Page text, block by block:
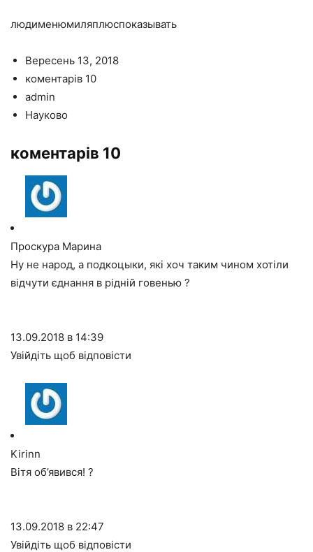
людименюмиляплюспоказывать
Вересень 13, 2018
коментарів 10
admin
Науково
коментарів 10
Проскура Марина
Ну не народ, а подкоцыки, які хоч таким чином хотіли
відчути єднання в рідній говенью ?
13.09.2018 в 14:39
Увійдіть щоб відповісти
Kirinn
Вітя об’явився! ?
13.09.2018 в 22:47
Увійдіть щоб відповісти